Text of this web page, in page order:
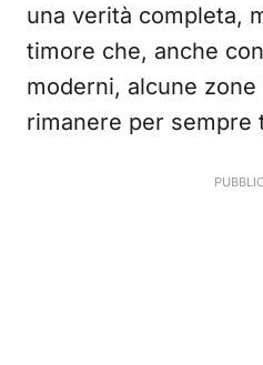
una verità completa,
timore che, anche
moderni, alcune zone
rimanere per sempre